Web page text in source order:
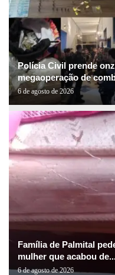
Polícia Civil prende
megaoperação de
6 de agosto de 2026
Família de Palmital
mulher que acabou
6 de agosto de 2026